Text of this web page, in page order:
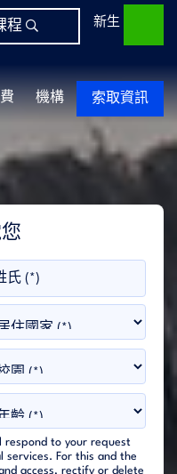
新生
程
機構 索取資訊
respond to your request
For this and the
access, rectify or delete